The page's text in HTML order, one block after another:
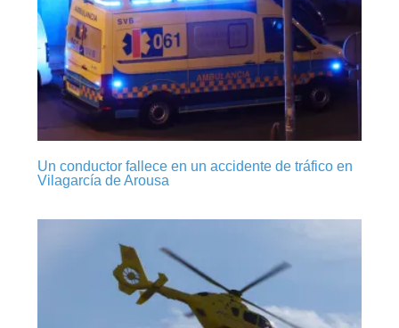
Un conductor fallece en un accidente de tráfico en
Vilagarcía de Arousa